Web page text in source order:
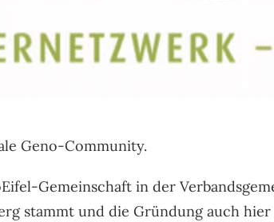
Geno-Community.
Gemeinschaft in der
stammt und die Gründung auch